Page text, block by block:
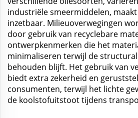
industriële smeermiddelen,
inzetbaar. Milieuoverwegingen
door gebruik van recyclebare
ontwerpkenmerken die het
minimaliseren terwijl de
behouden blijft. Het gebruik van
biedt extra zekerheid en
consumenten, terwijl het lichte
de koolstofuitstoot tijdens